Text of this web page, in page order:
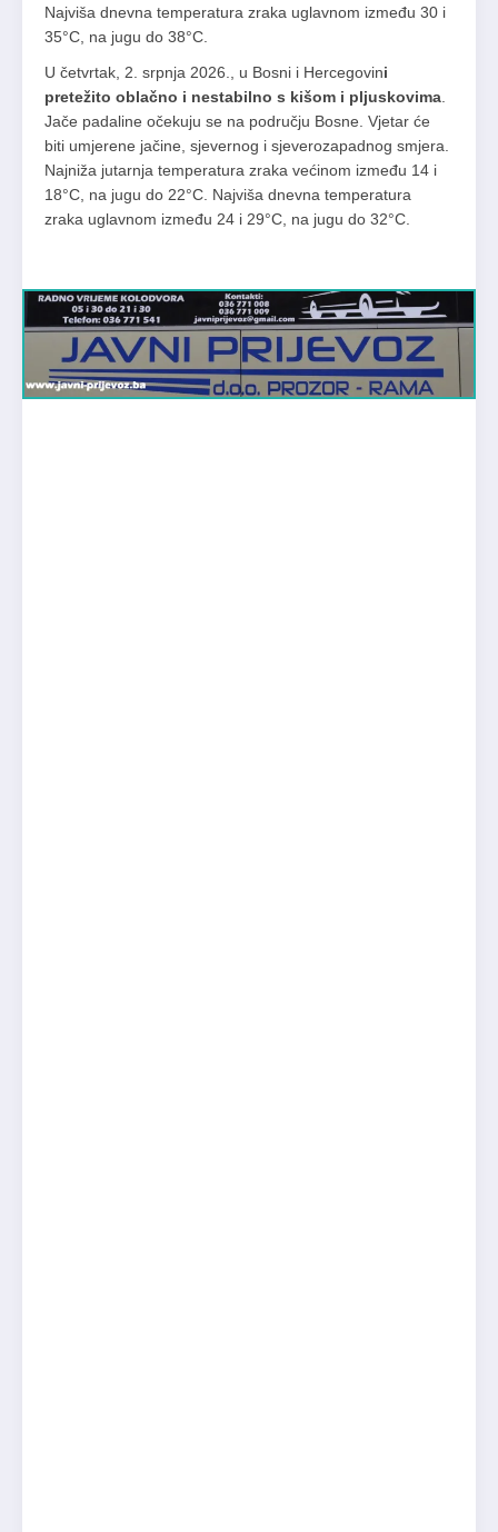
Najviša dnevna temperatura zraka uglavnom između 30 i
35°C, na jugu do 38°C.
U četvrtak, 2. srpnja 2026., u Bosni i Hercegovini
pretežito oblačno i nestabilno s kišom i pljuskovima
Jače padaline očekuju se na području Bosne. Vjetar će
biti umjerene jačine, sjevernog i sjeverozapadnog smjera.
Najniža jutarnja temperatura zraka većinom između 14 i
18°C, na jugu do 22°C. Najviša dnevna temperatura
zraka uglavnom između 24 i 29°C, na jugu do 32°C.